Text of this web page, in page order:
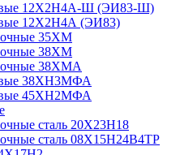
12Х2Н4А-Ш (ЭИ83-Ш)
12Х2Н4А (ЭИ83)
35ХМ
38ХМ
38ХМА
38XH3MФА
45ХН2МФА
сталь 20Х23Н18
сталь 08Х15Н24В4ТР